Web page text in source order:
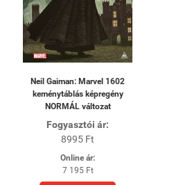
Neil Gaiman: Marvel 1602
keménytáblás képregény
NORMÁL változat
Fogyasztói ár:
8995 Ft
Online ár:
7 195 Ft